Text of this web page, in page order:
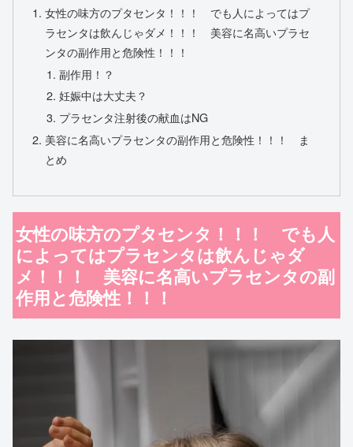
女性の味方のプタセンタ！！！ でも人によってはプ
ラセンタは飲んじゃダメ！！！ 美容に名高いプラセ
ンタの副作用と危険性！！！
副作用！？
妊娠中は大丈夫？
プラセンタ注射後の献血はNG
美容に名高いプラセンタの副作用と危険性！！！ ま
とめ
女性の味方のプタセンタ！！！ でも人
によってはプラセンタは飲んじゃダ
メ！！！ 美容に名高いプラセンタの副
作用と危険性！！！